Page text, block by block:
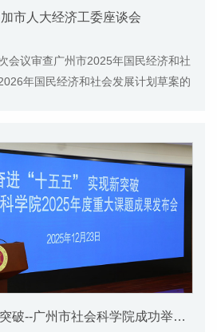
市人大经济工委座谈会
会议审查广州市2025年国民经济和社
年国民经济和社会发展计划草案的
奋进“十五五” 实现新突破--广州市社会科学院成功举办2025年度重大课题成果发布会